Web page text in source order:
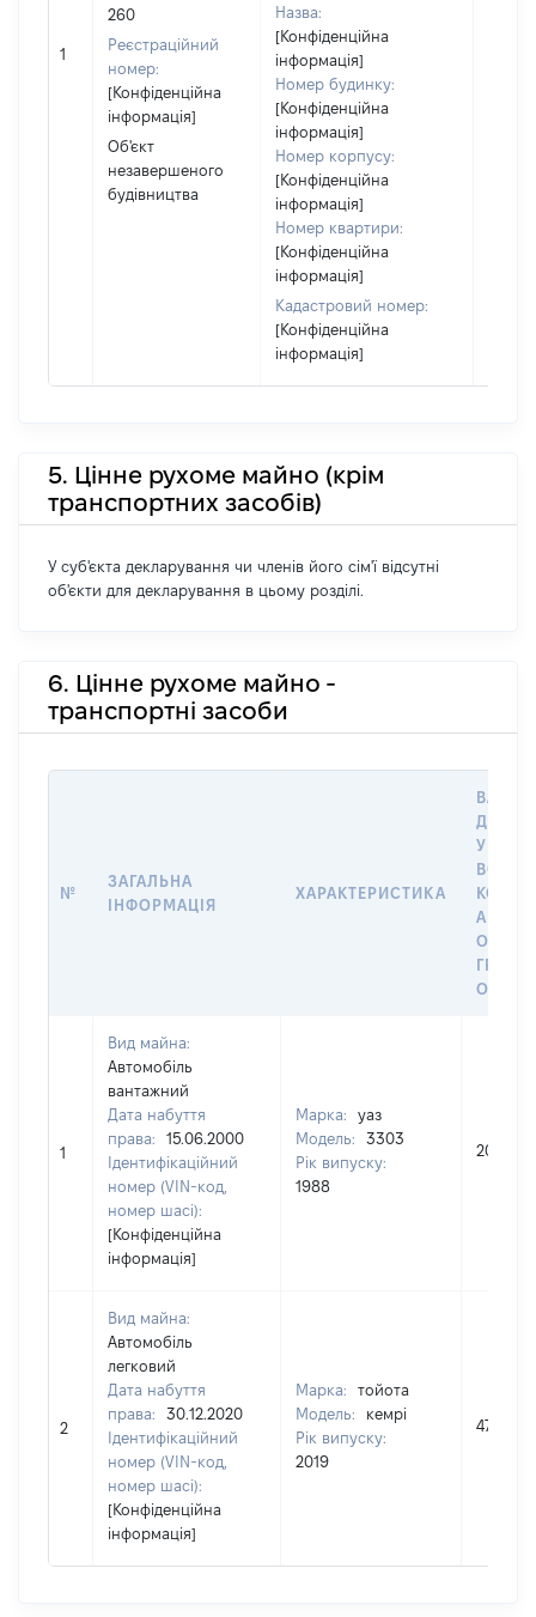
1
260
Реєстраційний
номер:
[Конфіденційна
інформація]
Об'єкт
незавершеного
будівництва
Назва:
[Конфіденційна
інформація]
Номер будинку:
[Конфіденційна
інформація]
Номер корпусу:
[Конфіденційна
інформація]
Номер квартири:
[Конфіденційна
інформація]
Кадастровий номер:
[Конфіденційна
інформація]
5. Цінне рухоме майно (крім
транспортних засобів)
У суб'єкта декларування чи членів його сім'ї відсутні
об'єкти для декларування в цьому розділі.
6. Цінне рухоме майно -
транспортні засоби
№
ЗАГАЛЬНА
ІНФОРМАЦІЯ
ХАРАКТЕРИСТИКА
ДАТУ
У
АБО
1
Вид майна:
Автомобіль
вантажний
Дата набуття
права:
15.06.2000
Ідентифікаційний
номер (VIN-код,
номер шасі):
[Конфіденційна
інформація]
Марка:
уаз
Модель:
3303
Рік випуску:
1988
20000
2
Вид майна:
Автомобіль
легковий
Дата набуття
права:
30.12.2020
Ідентифікаційний
номер (VIN-код,
номер шасі):
[Конфіденційна
інформація]
Марка:
тойота
Модель:
кемрі
Рік випуску:
2019
470000